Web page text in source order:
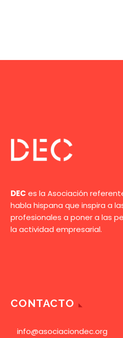
DEC es la Asociación
habla hispana que inspira a
profesionales a poner a las
la actividad empresarial.
CONTACTO
info@asociaciondec.org